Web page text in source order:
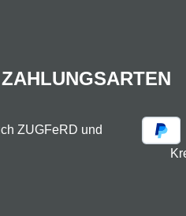
ZAHLUNGSARTEN
ZUGFeRD und